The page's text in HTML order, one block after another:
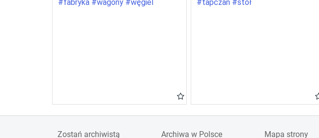
#fabryka #wagony #węgiel #tapczan #stół
Zostań archiwistą Archiwa w Polsce Mapa strony